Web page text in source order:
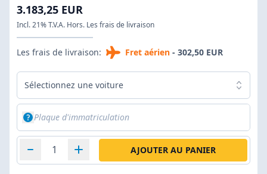
3.183,25 EUR
Incl. 21% T.V.A. Hors. Les frais de livraison
Les frais de livraison: Fret aérien - 302,50 EUR
Sélectionnez une voiture
AJOUTER AU PANIER